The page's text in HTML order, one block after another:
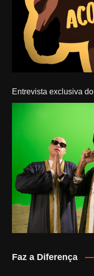
Entrevista exclusiva
Faz a Diferença